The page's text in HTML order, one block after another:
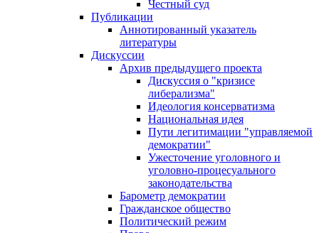
Честный суд
Публикации
Аннотированный указатель
литературы
Дискуссии
Архив предыдущего проекта
Дискуссия о "кризисе
либерализма"
Идеология консерватизма
Национальная идея
Пути легитимации "управляемой
демократии"
Ужесточение уголовного и
уголовно-процесуального
законодательства
Барометр демократии
Гражданское общество
Политический режим